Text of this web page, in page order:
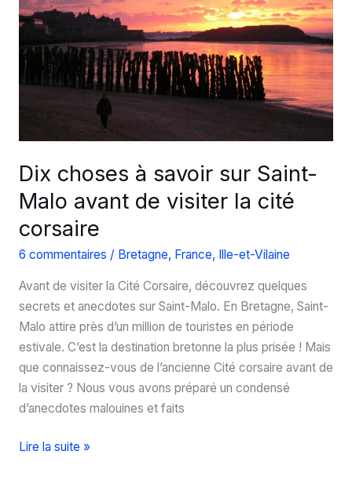
!
Dix choses à savoir sur Saint-
Malo avant de visiter la cité
corsaire
6 commentaires / Bretagne, France, Ille-et-Vilaine
Avant de visiter la Cité Corsaire, découvrez quelques
secrets et anecdotes sur Saint-Malo. En Bretagne, Saint-
Malo attire près d’un million de touristes en période
estivale. C’est la destination bretonne la plus prisée ! Mais
que connaissez-vous de l’ancienne Cité corsaire avant de
la visiter ? Nous vous avons préparé un condensé
d’anecdotes malouines et faits
Dix
Lire la suite »